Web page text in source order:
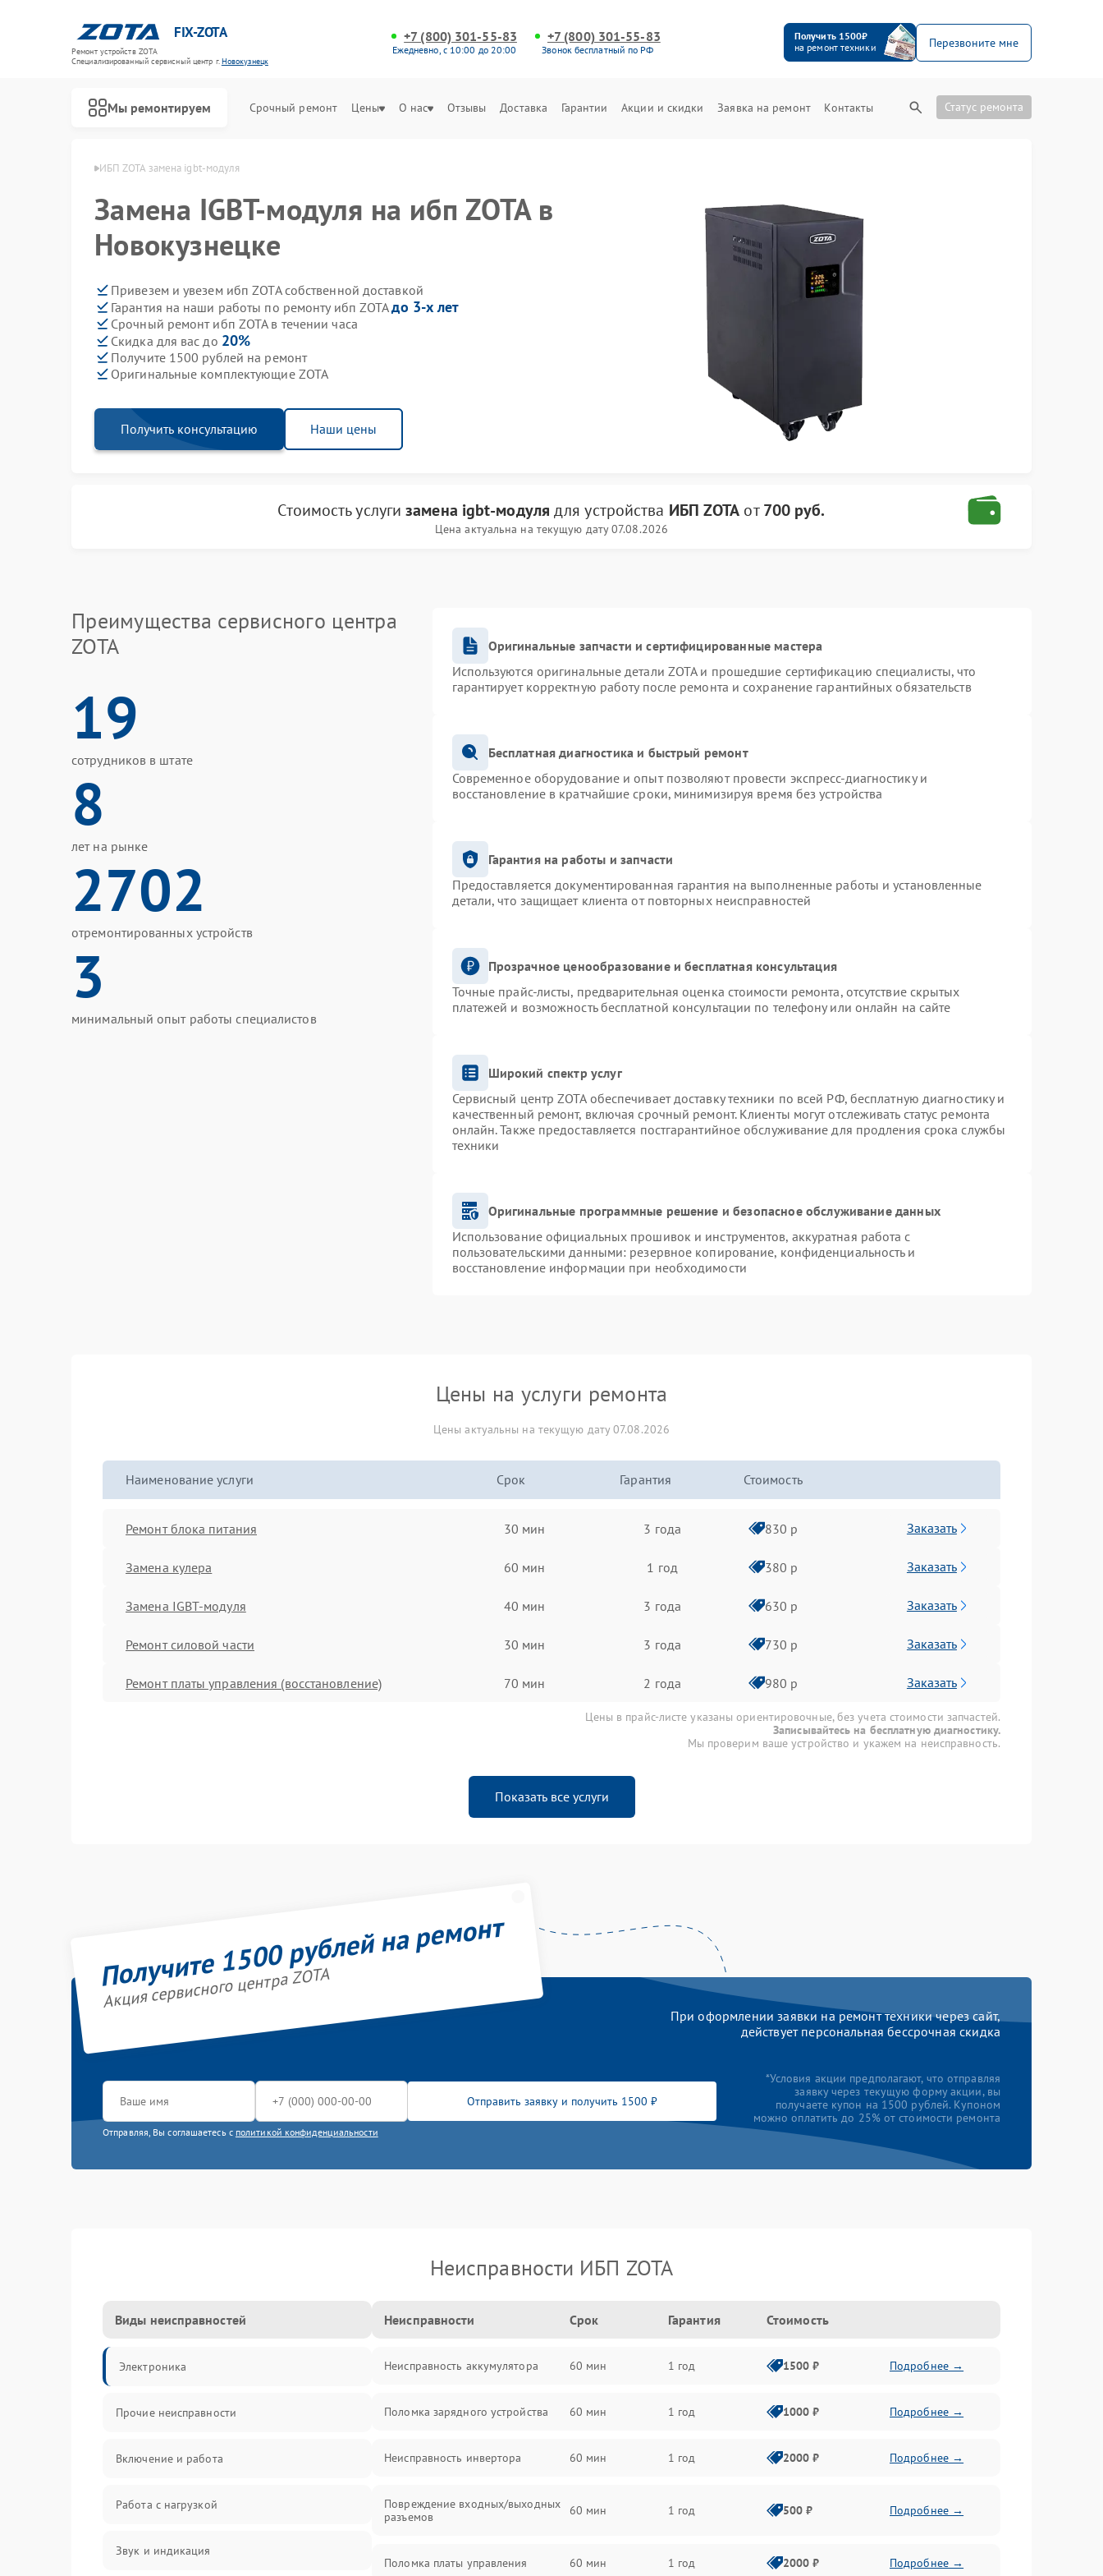
FIX-ZOTA
Ремонт устройств ZOTA
Специализированный cервисный центр г.Новокузнецк
+7 (800) 301-55-83
Ежедневно, с 10:00 до 20:00
+7 (800) 301-55-83
Звонок бесплатный по РФ
Получить 1500₽
на ремонт техники
Перезвоните мне
Мы ремонтируем Срочный ремонт Цены О нас Отзывы Доставка Гарантии Акции и скидки Заявка на ремонт Контакты Статус ремонта
ИБП ZOTA замена igbt-модуля
Замена IGBT-модуля на ибп ZOTA в
Новокузнецке
Привезем и увезем ибп ZOTA собственной доставкой
Гарантия на наши работы по ремонту ибп ZOTAдо 3-х лет
Срочный ремонт ибп ZOTA в течении часа
Скидка для вас до 20%
Получите 1500 рублей на ремонт
Оригинальные комплектующие ZOTA
Получить консультацию Наши цены
Стоимость услугизамена igbt-модуля для устройства ИБП ZOTA от700 руб.
Цена актуальна на текущую дату 07.08.2026
Преимущества сервисного центра
ZOTA
19
сотрудников в штате
8
лет на рынке
2702
отремонтированных устройств
3
минимальный опыт работы специалистов
Оригинальные запчасти и сертифицированные мастера
Используются оригинальные детали ZOTA и прошедшие сертификацию специалисты, что
гарантирует корректную работу после ремонта и сохранение гарантийных обязательств
Бесплатная диагностика и быстрый ремонт
Современное оборудование и опыт позволяют провести экспресс-диагностику и
восстановление в кратчайшие сроки, минимизируя время без устройства
Гарантия на работы и запчасти
Предоставляется документированная гарантия на выполненные работы и установленные
детали, что защищает клиента от повторных неисправностей
Прозрачное ценообразование и бесплатная консультация
Точные прайс-листы, предварительная оценка стоимости ремонта, отсутствие скрытых
платежей и возможность бесплатной консультации по телефону или онлайн на сайте
Широкий спектр услуг
Сервисный центр ZOTA обеспечивает доставку техники по всей РФ, бесплатную диагностику и
качественный ремонт, включая срочный ремонт. Клиенты могут отслеживать статус ремонта
онлайн. Также предоставляется постгарантийное обслуживание для продления срока службы
техники
Оригинальные программные решение и безопасное обслуживание данных
Использование официальных прошивок и инструментов, аккуратная работа с
пользовательскими данными: резервное копирование, конфиденциальность и
восстановление информации при необходимости
Цены на услуги ремонта
Цены актуальны на текущую дату 07.08.2026
Наименование услуги Срок Гарантия Стоимость
Ремонт блока питания 30 мин 3 года 830 р Заказать
Замена кулера 60 мин 1 год 380 р Заказать
Замена IGBT-модуля 40 мин 3 года 630 р Заказать
Ремонт силовой части 30 мин 3 года 730 р Заказать
Ремонт платы управления (восстановление) 70 мин 2 года 980 р Заказать
Цены в прайс-листе указаны ориентировочные, без учета стоимости запчастей.
Записывайтесь на бесплатную диагностику.
Мы проверим ваше устройство и укажем на неисправность.
Показать все услуги
Получите 1500 рублей на ремонт
Акция сервисного центра ZOTA
При оформлении заявки на ремонт техники через сайт,
действует персональная бессрочная скидка
Отправить заявку и получить 1500 ₽
Отправляя, Вы соглашаетесь с политикой конфиденциальности
*Условия акции предполагают, что отправляя
заявку через текущую форму акции, вы
получаете купон на 1500 рублей. Купоном
можно оплатить до 25% от стоимости ремонта
Неисправности ИБП ZOTA
Виды неисправностей
Электроника
Прочие неисправности
Включение и работа
Работа с нагрузкой
Звук и индикация
Неисправности Срок Гарантия Стоимость
Неисправность аккумулятора 60 мин 1 год 1500 ₽ Подробнее →
Поломка зарядного устройства 60 мин 1 год 1000 ₽ Подробнее →
Неисправность инвертора 60 мин 1 год 2000 ₽ Подробнее →
Повреждение входных/выходных
разъемов
60 мин 1 год 500 ₽ Подробнее →
Поломка платы управления 60 мин 1 год 2000 ₽ Подробнее →